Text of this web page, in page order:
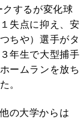
するが変化球
失点に抑え、安
ちや）選手がタ
年生で大型捕手
ームランを放ち
。
の大学からは